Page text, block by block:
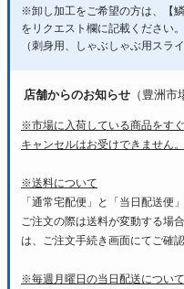
※卸し加工をご希望の方は、【
をリクエスト欄に記載ください。
（刺身用、しゃぶしゃぶ用スラ
店舗からのお知らせ （豊洲
※市場に入荷している商品をす
キャンセルはお受けできません。
※送料について
「通常宅配便」と「当日配送便
ご注文の際は送料が変動する場
は、ご注文手続き画面にてご確認
※毎週月曜日の当日配送について